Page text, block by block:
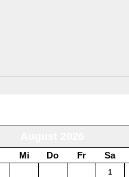
Mi Do Fr Sa
1